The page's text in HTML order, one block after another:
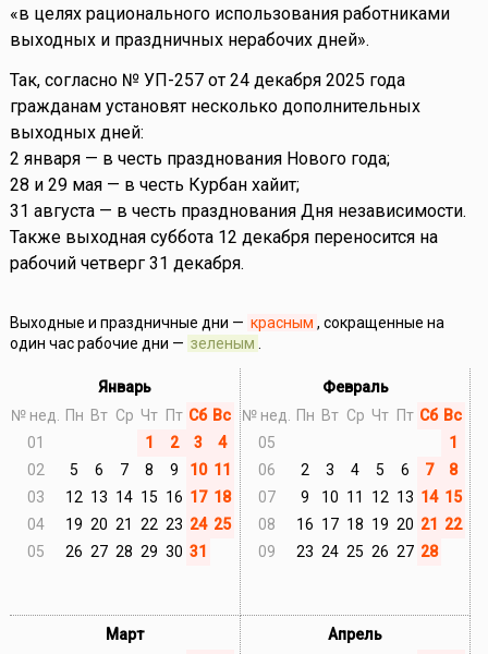
«в целях рационального использования работниками
выходных и праздничных нерабочих дней».
Так, согласно № УП-257 от 24 декабря 2025 года
гражданам установят несколько дополнительных
выходных дней:
2 января — в честь празднования Нового года;
28 и 29 мая — в честь Курбан хайит;
31 августа — в честь празднования Дня независимости.
Также выходная суббота 12 декабря переносится на
рабочий четверг 31 декабря.
Выходные и праздничные дни — красным , сокращенные на
один час рабочие дни — зеленым
Январь
№ нед.
Пн Вт Ср Чт Пт Сб Вс
01
1 2 3
4
02
5 6 7 8 9 10 11
03
12 13 14 15 16 17 18
04
19 20 21 22 23 24 25
05
26 27 28 29 30 31
Февраль
№ нед.
Пн Вт Ср Чт Пт Сб Вс
05
1
06
2 3 4 5 6 7
8
07
9 10 11 12 13 14 15
08
16 17 18 19 20 21
22
09
23 24 25 26 27 28
Март Апрель